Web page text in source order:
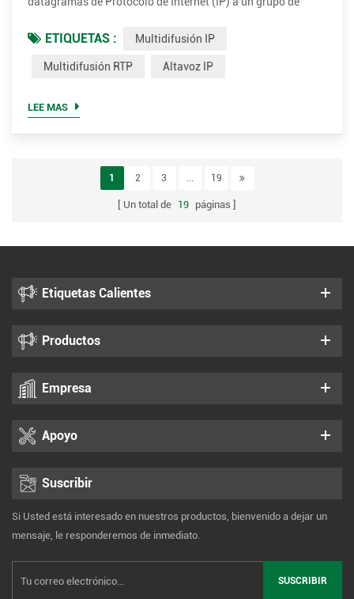
de multidifusión específica de IP y se utiliza para la
transmisión de medios y otras aplicaciones de red. Utiliza
ETIQUETAS : Multidifusión IP
Multidifusión RTP Altavoz IP
LEE MAS
1 2 3 ... 19
Un total de 19 páginas
Etiquetas Calientes
Productos
Empresa
Apoyo
Suscribir
Si Usted está interesado en nuestros productos, bienvenido a dejar un
mensaje, le responderemos de inmediato.